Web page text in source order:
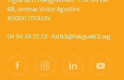
68, avenue Victor Agostini
83000 TOULON
04 94 24 72 72 -fol83@laligue83.org